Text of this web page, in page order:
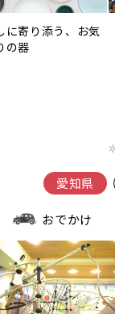
に寄り添う、お気
の器
愛知県
おでかけ